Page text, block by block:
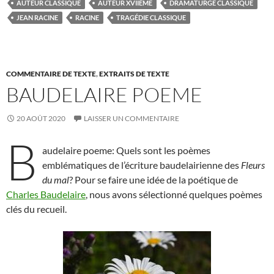
AUTEUR CLASSIQUE AUTEUR XVIIÈME
DRAMATURGE CLASSIQUE
JEAN RACINE
RACINE TRAGÉDIE CLASSIQUE
COMMENTAIRE DE TEXTE,EXTRAITS DE TEXTE
BAUDELAIRE POEME
20 AOÛT 2020 LAISSER UN COMMENTAIRE
B
audelaire poeme: Quels sont les poèmes
emblématiques de l’écriture baudelairienne des Fleurs
du mal? Pour se faire une idée de la poétique de
Charles Baudelaire, nous avons sélectionné quelques poèmes
clés du recueil.